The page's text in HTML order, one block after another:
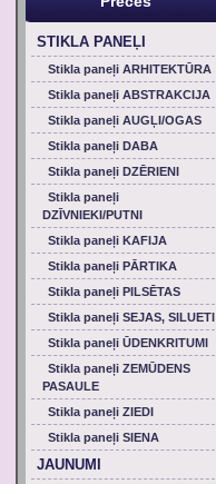
STIKLA PANEĻI
Stikla paneļi ARHITEKTŪRA
Stikla paneļi ABSTRAKCIJA
Stikla paneļi AUGĻI/OGAS
Stikla paneļi DABA
Stikla paneļi DZĒRIENI
Stikla paneļi
DZĪVNIEKI/PUTNI
Stikla paneļi KAFIJA
Stikla paneļi PĀRTIKA
Stikla paneļi PILSĒTAS
Stikla paneļi SEJAS, SILUETI
Stikla paneļi ŪDENKRITUMI
Stikla paneļi ZEMŪDENS
PASAULE
Stikla paneļi ZIEDI
Stikla paneļi SIENA
JAUNUMI